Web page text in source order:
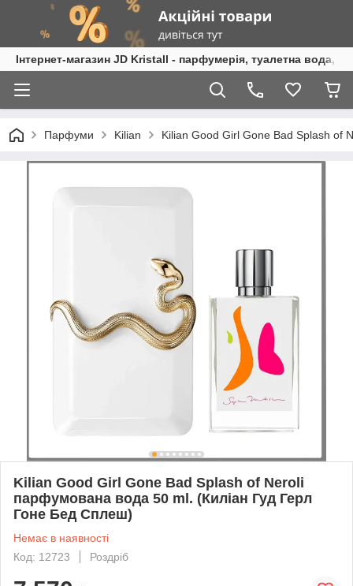
Інтернет-магазин JD Kristall - парфумерія, туалетна вода,
Парфуми Kilian Kilian Good Girl Gone Bad Splash of
Kilian Good Girl Gone Bad Splash of Neroli
парфумована вода 50 ml. (Киліан Гуд Герл
Гоне Бед Сплеш)
Немає в наявності
Код: 12723
Роздріб